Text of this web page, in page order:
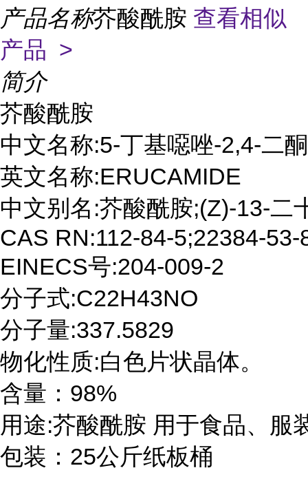
产品名称芥酸酰胺 查看相似
产品 >
简介
芥酸酰胺
中文名称:5-丁基噁唑-2,4-二酮
英文名称:ERUCAMIDE
中文别名:芥酸酰胺;(Z)-13-二
CAS RN:112-84-5;22384-53-
EINECS号:204-009-2
分子式:C22H43NO
分子量:337.5829
物化性质:白色片状晶体。
含量：98%
用途:芥酸酰胺 用于食品、
包装：25公斤纸板桶